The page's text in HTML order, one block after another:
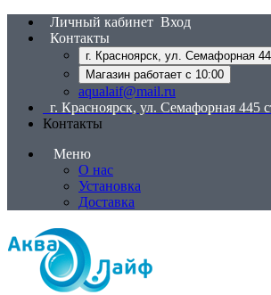
Личный кабинет Вход
Контакты
г. Красноярск, ул. Семафорная
Магазин работает с 10:00
aqualaif@mail.ru
г. Красноярск, ул. Семафорная 445
Контакты
Меню
О нас
Установка
Доставка